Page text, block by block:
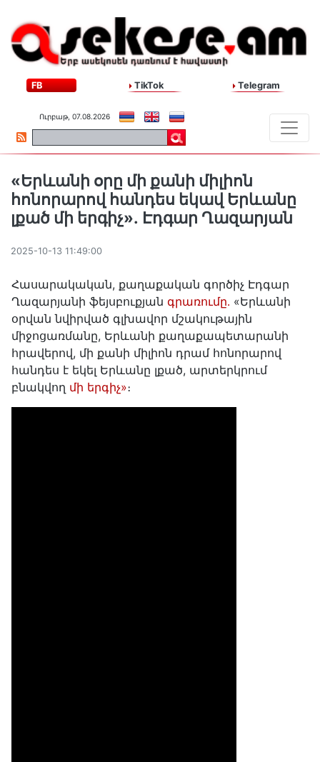
FB TikTok Telegram
Ուրբաթ, 07.08.2026
«Երևանի օրը մի քանի միլիոն
հոնորարով հանդես եկավ Երևանը
լքած մի երգիչ»․ Էդգար Ղազարյան
2025-10-13 11:49:00
Հասարակական, քաղաքական գործիչ Էդգար
Ղազարյանի ֆեյսբուքյան գրառումը․ «Երևանի
օրվան նվիրված գլխավոր մշակութային
միջոցառմանը, Երևանի քաղաքապետարանի
հրավերով, մի քանի միլիոն դրամ հոնորարով
հանդես է եկել Երևանը լքած, արտերկրում
բնակվող մի երգիչ»։